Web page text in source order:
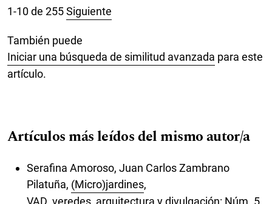
1-10 de 255Siguiente
También puede
Iniciar una búsqueda de similitud avanzada para este
artículo.
Artículos más leídos del mismo autor/a
Serafina Amoroso, Juan Carlos Zambrano
Pilatuña, (Micro)jardines,
VAD. veredes, arquitectura y divulgación: Núm. 5